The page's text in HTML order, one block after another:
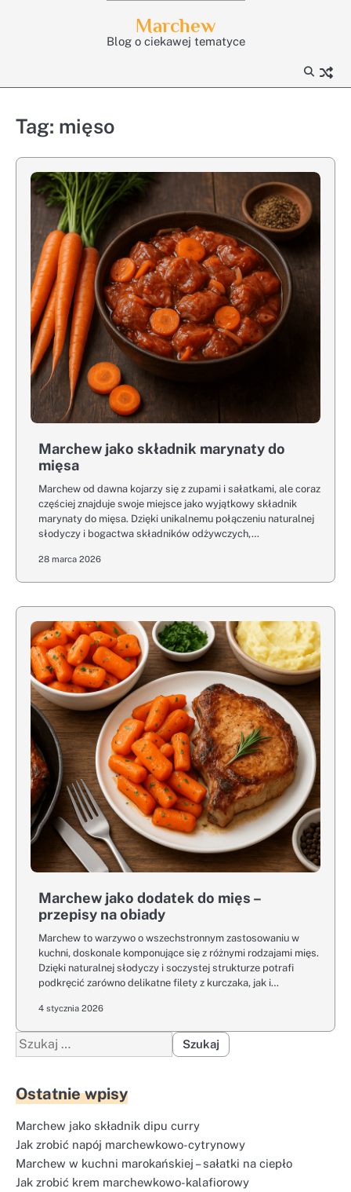
Marchew
Blog o ciekawej tematyce
Tag: mięso
Marchew jako składnik marynaty do
mięsa
Marchew od dawna kojarzy się z zupami i sałatkami, ale coraz
częściej znajduje swoje miejsce jako wyjątkowy składnik
marynaty do mięsa. Dzięki unikalnemu połączeniu naturalnej
słodyczy i bogactwa składników odżywczych,…
28 marca 2026
Marchew jako dodatek do mięs –
przepisy na obiady
Marchew to warzywo o wszechstronnym zastosowaniu w
kuchni, doskonale komponujące się z różnymi rodzajami mięs.
Dzięki naturalnej słodyczy i soczystej strukturze potrafi
podkręcić zarówno delikatne filety z kurczaka, jak i…
4 stycznia 2026
Szukaj:
Ostatnie wpisy
Marchew jako składnik dipu curry
Jak zrobić napój marchewkowo-cytrynowy
Marchew w kuchni marokańskiej – sałatki na ciepło
Jak zrobić krem marchewkowo-kalafiorowy